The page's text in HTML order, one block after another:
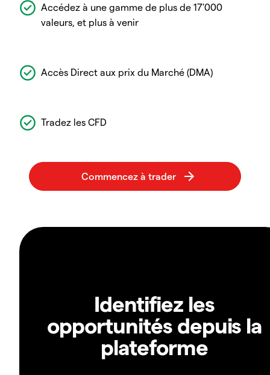
Accédez à une gamme de plus de 17'000
valeurs, et plus à venir
Accès Direct aux prix du Marché (DMA)
Tradez les CFD
Identifiez les
opportunités depuis la
plateforme